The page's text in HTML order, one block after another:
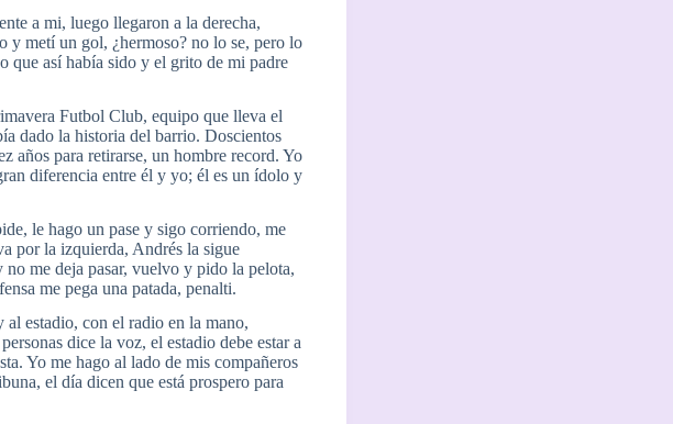
a mi, luego llegaron a la derecha,
y metí un gol, ¿hermoso? no lo se, pero lo
que así había sido y el grito de mi padre
Futbol Club, equipo que lleva el
dado la historia del barrio. Doscientos
años para retirarse, un hombre record. Yo
diferencia entre él y yo; él es un ídolo y
le hago un pase y sigo corriendo, me
por la izquierda, Andrés la sigue
me deja pasar, vuelvo y pido la pelota,
me pega una patada, penalti.
estadio, con el radio en la mano,
dice la voz, el estadio debe estar a
Yo me hago al lado de mis compañeros
el día dicen que está prospero para